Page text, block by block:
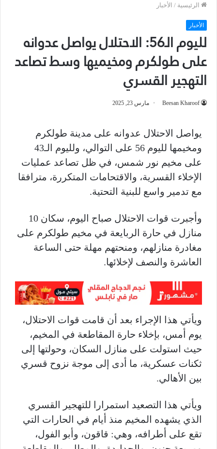
الرئيسية / الأخبار
الأخبار
لليوم الـ56: الاحتلال يواصل عدوانه
على طولكرم ومخيميها وسط تصاعد
التهجير القسري
Beesan Kharoof مارس 23, 2025
يواصل الاحتلال عدوانه على مدينة طولكرم
ومخيمها لليوم 56 على التوالي، ولليوم الـ43
على مخيم نور شمس، في ظل تصاعد عمليات
الإخلاء القسرية، والاقتحامات المتكررة، مترافقا
مع تدمير واسع للبنية التحتية.
وأجبرت قوات الاحتلال صباح اليوم، سكان 10
منازل في حارة الربايعة في مخيم طولكرم على
مغادرة منازلهم، ومنحتهم مهلة حتى الساعة
العاشرة والنصف لإخلائها.
ويأتي هذا الإجراء بعد أن قامت قوات الاحتلال،
يوم أمس، بإخلاء حارة المقاطعة في المخيم،
حيث استولت على منازل السكان، وحولتها إلى
ثكنات عسكرية، ما أدى إلى موجة نزوح قسري
بين الأهالي.
ويأتي هذا التصعيد استمرارا للتهجير القسري
الذي يشهده المخيم منذ أيام في الحارات التي
تقع على أطرافه، وهي: قاقون، وأبو الفول،